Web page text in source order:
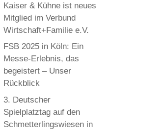
Kaiser & Kühne ist neues
Mitglied im Verbund
Wirtschaft+Familie e.V.
FSB 2025 in Köln: Ein
Messe-Erlebnis, das
begeistert – Unser
Rückblick
3. Deutscher
Spielplatztag auf den
Schmetterlingswiesen in